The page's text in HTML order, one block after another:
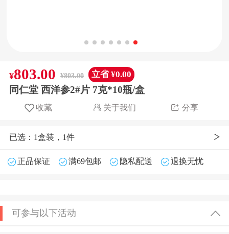
¥803.00 ¥803.00 立省 ¥0.00
同仁堂 西洋参2#片 7克*10瓶/盒
收藏 关于我们 分享
已选：1盒装，1件
正品保证 满69包邮 隐私配送 退换无忧
可参与以下活动